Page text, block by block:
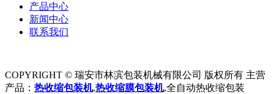
产品中心
新闻中心
联系我们
COPYRIGHT © 瑞安市林滨包装机械有限公司 版权所有 主营
产品： 热收缩包装机,热收缩膜包装机,全自动热收缩包装